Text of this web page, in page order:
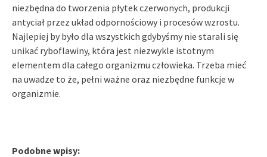
niezbędna do tworzenia płytek czerwonych, produkcji
antyciał przez układ odpornościowy i procesów wzrostu.
Najlepiej by było dla wszystkich gdybyśmy nie starali się
unikać ryboflawiny, która jest niezwykle istotnym
elementem dla całego organizmu człowieka. Trzeba mieć
na uwadze to że, pełni ważne oraz niezbędne funkcje w
organizmie.
Podobne wpisy: